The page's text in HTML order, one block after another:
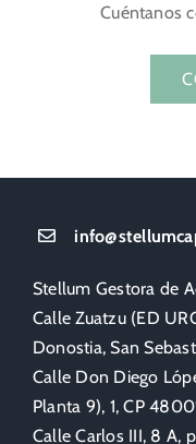
Cuéntanos
Stellum Gestora de
Calle Zuatzu (ED
Donostia, San
Calle Don Diego
Planta 9), 1, CP
Calle Carlos III, 8 A,